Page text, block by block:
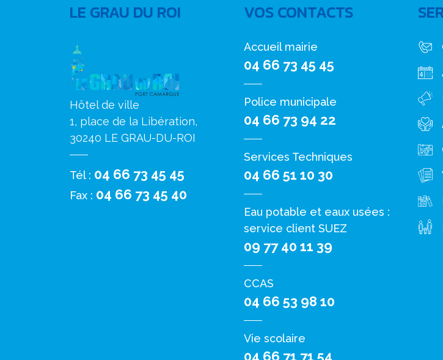
LE GRAU DU ROI
Hôtel de ville
1, place de la Libération,
30240 LE GRAU-DU-ROI
Tél : 04 66 73 45 45
Fax : 04 66 73 45 40
VOS CONTACTS
Accueil mairie
04 66 73 45 45
Police municipale
04 66 73 94 22
Services Techniques
04 66 51 10 30
Eau potable et eaux usées :
service client SUEZ
09 77 40 11 39
CCAS
04 66 53 98 10
Vie scolaire
04 66 71 71 54